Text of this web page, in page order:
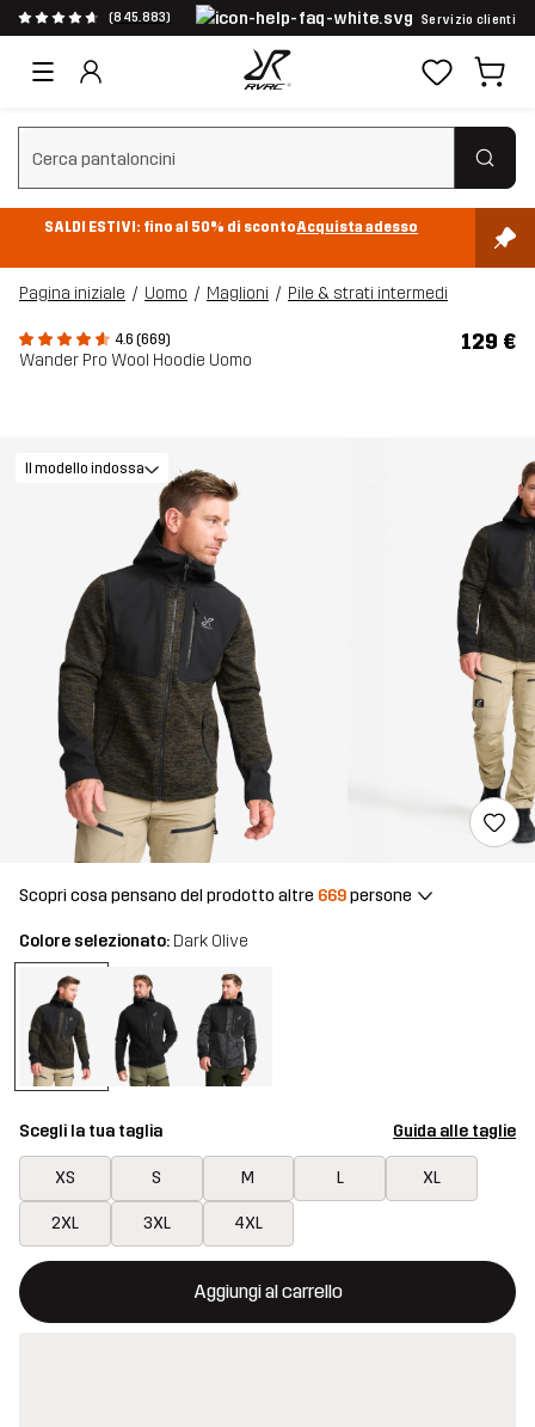
(845.883) Servizio clienti
Cancella ricerca
SALDI ESTIVI: fino al 50% di scontoAcquista adesso
Pagina iniziale Uomo Maglioni Pile & strati intermedi
4.6 (669)
Wander Pro Wool Hoodie Uomo
129 €
Il modello indossa
Scopri cosa pensano del prodotto altre 669persone
Colore selezionato: Dark Olive
Scegli la tua taglia Guida alle taglie
XS S M L XL
2XL 3XL 4XL
Aggiungi al carrello
Questo tasto aprirà una finestra modale per confermare un
{{size}} non disponibile